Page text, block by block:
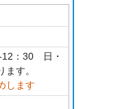
：30 日・
す。
します